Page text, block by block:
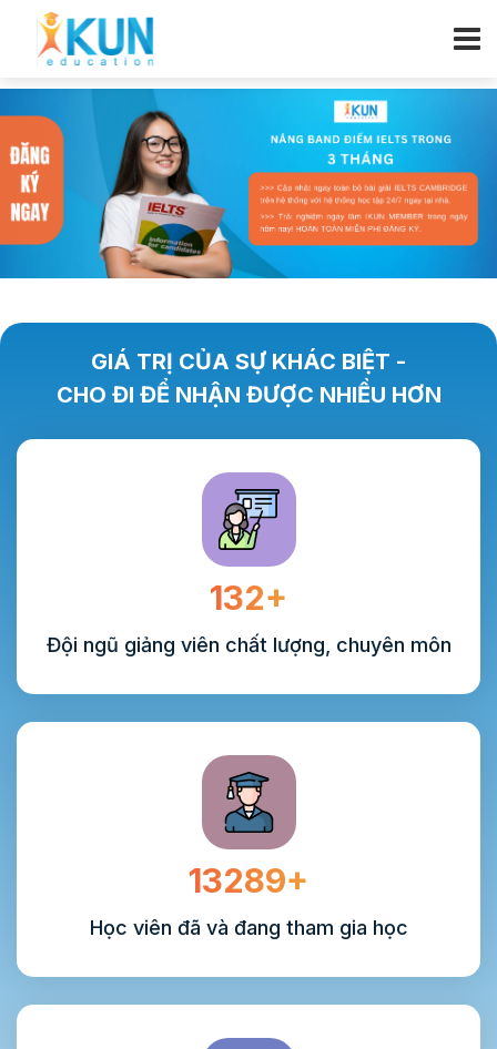
GIÁ TRỊ CỦA SỰ KHÁC BIỆT -
CHO ĐI ĐỂ NHẬN ĐƯỢC NHIỀU HƠN
132+
Đội ngũ giảng viên chất lượng, chuyên môn
13289+
Học viên đã và đang tham gia học